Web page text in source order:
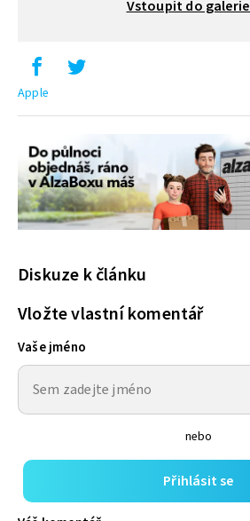
Vstoupit do galerie
Apple
Diskuze k článku
Vložte vlastní komentář
Vaše jméno
nebo
Přihlásit se